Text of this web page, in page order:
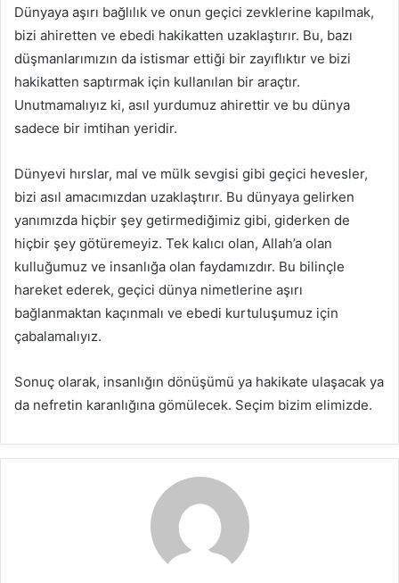
Dünyaya aşırı bağlılık ve onun geçici zevklerine kapılmak,
bizi ahiretten ve ebedi hakikatten uzaklaştırır. Bu, bazı
düşmanlarımızın da istismar ettiği bir zayıflıktır ve bizi
hakikatten saptırmak için kullanılan bir araçtır.
Unutmamalıyız ki, asıl yurdumuz ahirettir ve bu dünya
sadece bir imtihan yeridir.
Dünyevi hırslar, mal ve mülk sevgisi gibi geçici hevesler,
bizi asıl amacımızdan uzaklaştırır. Bu dünyaya gelirken
yanımızda hiçbir şey getirmediğimiz gibi, giderken de
hiçbir şey götüremeyiz. Tek kalıcı olan, Allah’a olan
kulluğumuz ve insanlığa olan faydamızdır. Bu bilinçle
hareket ederek, geçici dünya nimetlerine aşırı
bağlanmaktan kaçınmalı ve ebedi kurtuluşumuz için
çabalamalıyız.
Sonuç olarak, insanlığın dönüşümü ya hakikate ulaşacak ya
da nefretin karanlığına gömülecek. Seçim bizim elimizde.